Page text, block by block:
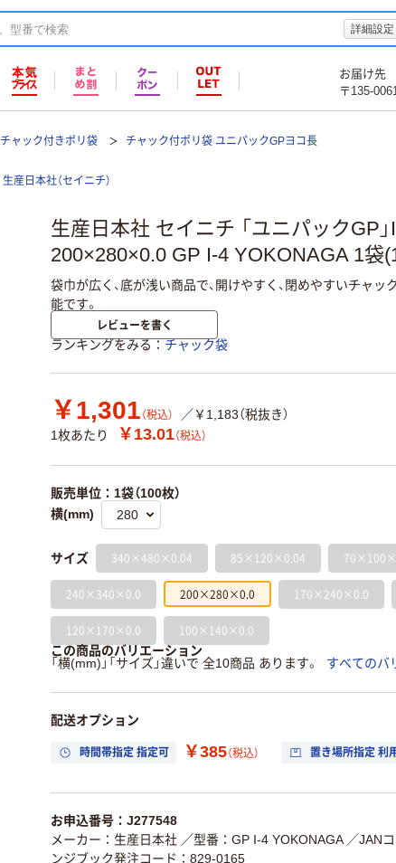
詳細設定
お届け先
〒135-
チャック付きポリ袋 チャック付ポリ袋 ユニパックGPヨコ長
生産日本社（セイニチ）
生産日本社 セイニチ 「ユニパックGP
200×280×0.0 GP I-4 YOKONAGA 1袋
袋巾が広く、底が浅い商品で、開けやすく、閉めやすいチャ
能です。
レビューを書く
ランキングをみる チャック袋
￥1,301 （税込）
／￥1,183（税抜き）
1枚あたり
￥13.01（税込）
販売単位：1袋（100枚）
横(mm)
サイズ 340×480×0.04 85×120×0.04
240×340×0.0 200×280×0.0 170×240×0.0
120×170×0.0 100×140×0.0
この商品のバリエーション
「横(mm)」「サイズ」違いで 全10商品 あります。
すべてのバ
配送オプション
時間帯指定 指定可 ￥385（税込） 置き場所指定 利
お申込番号：J277548
メーカー：生産日本社 ／型番：GP I-4 YOKONAGA ／JAN
ンジブック発注コード：829-0165